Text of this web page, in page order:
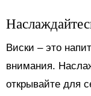
Виски – это
внимания.
открывайте для